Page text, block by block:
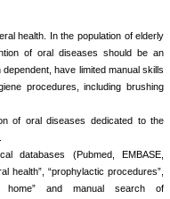
health. In the population of elderly
of oral diseases should be an
have limited manual skills
procedures, including brushing
of oral diseases dedicated to the
databases (Pubmed, EMBASE,
health”, “prophylactic procedures”,
home” and manual search of